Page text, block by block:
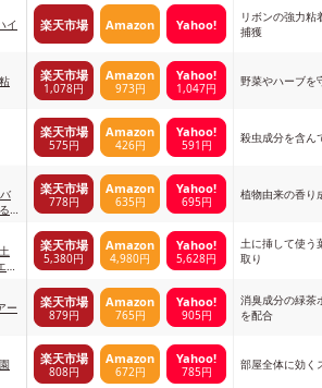
イ
楽天市場 Amazon Yahoo!
リボンの強力粘
捕獲
楽天市場
1,078円
Amazon
973円
Yahoo!
1,047円 野菜やハーブを
楽天市場
575円
Amazon
426円
Yahoo!
591円 殺虫成分を含ん
楽天市場
778円
Amazon
635円
Yahoo!
695円 植物由来の香り
撃
楽天市場
5,380円
Amazon
4,980円
Yahoo!
5,628円
土に挿して使う
取り
ー
楽天市場
879円
Amazon
765円
Yahoo!
905円
消臭成分の緑茶
を配合
楽天市場
808円
Amazon
672円
Yahoo!
785円 部屋全体に効く